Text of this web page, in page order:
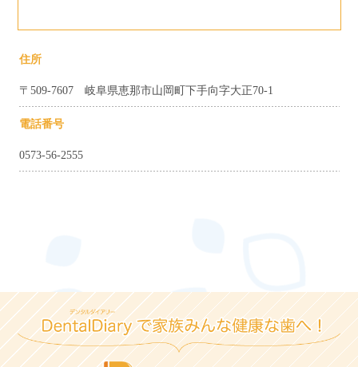
住所
〒509-7607 岐阜県恵那市山岡町下手向字大正70-1
電話番号
0573-56-2555